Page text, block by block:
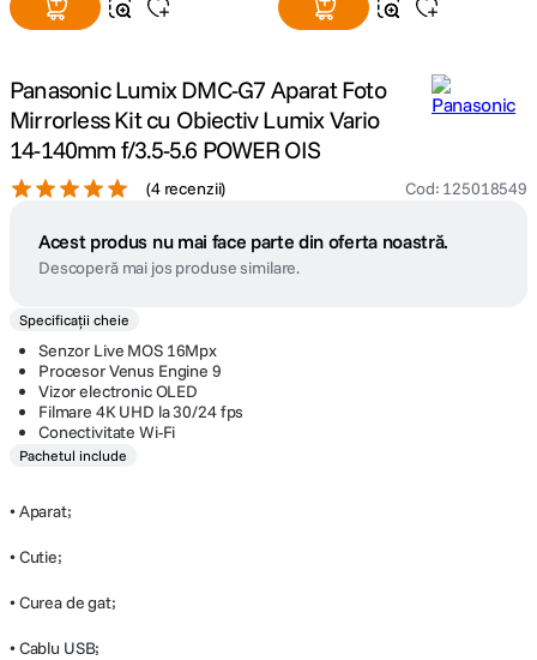
Panasonic Lumix DMC-G7 Aparat Foto
Mirrorless Kit cu Obiectiv Lumix Vario
14-140mm f/3.5-5.6 POWER OIS
(4 recenzii) Cod: 125018549
Acest produs nu mai face parte din oferta noastră.
Descoperă mai jos produse similare.
Specificații cheie
Senzor Live MOS 16Mpx
Procesor Venus Engine 9
Vizor electronic OLED
Filmare 4K UHD la 30/24 fps
Conectivitate Wi-Fi
Pachetul include
• Aparat;
• Cutie;
• Curea de gat;
• Cablu USB;